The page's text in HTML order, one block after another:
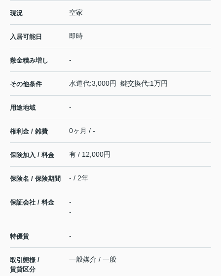
現況 空家
入居可能日 即時
敷金積み増し -
その他条件 水道代:3,000円 鍵交換代:1万円
用途地域 -
権利金 / 雑費 0ヶ月 / -
保険加入 / 料金 有 / 12,000円
保険名 / 保険期間 - / 2年
保証会社 / 料金
-
-
特優賃 -
取引態様 /
賃貸区分
一般媒介 / 一般